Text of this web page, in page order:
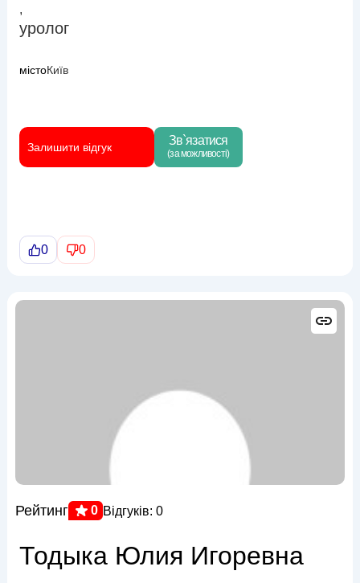
,
уролог
містоКиїв
Залишити відгук Зв`язатися
(за можливості)
0 0
Рейтинг 0 Відгуків: 0
Тодыка Юлия Игоревна